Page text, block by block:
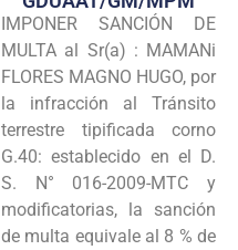
Seguridad
Programas
Intranet
IMPONER SANCIÓN DE
MULTA al Sr(a) : MAMANi
FLORES MAGNO HUGO, por
la infracción al Tránsito
terrestre tipificada corno
G.40: establecido en el D.
S. N° 016-2009-MTC y
modificatorias, la sanción
de multa equivale al 8 % de